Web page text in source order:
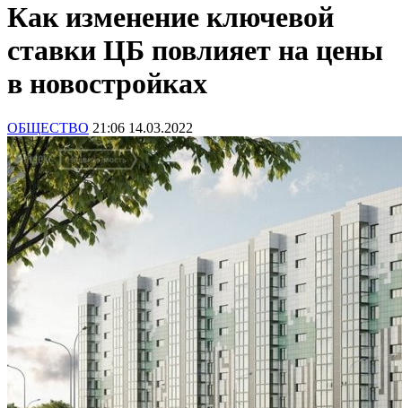
Как изменение ключевой
ставки ЦБ повлияет на цены
в новостройках
ОБЩЕСТВО 21:06 14.03.2022